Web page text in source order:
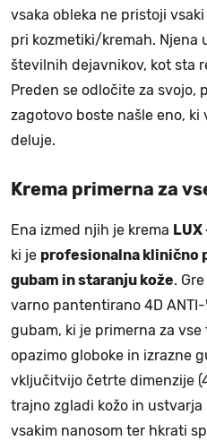
vsaka obleka ne pristoji
pri kozmetiki/kremah. Njena
številnih dejavnikov, kot sta
Preden se odločite za svojo,
zagotovo boste našle eno,
deluje.
Krema primerna za
Ena izmed njih je krema LUX
ki je profesionalna klinično
gubam in staranju kože.
varno pantentirano 4D ANTI-
gubam, ki je primerna za
opazimo globoke in izrazne
vključitvijo četrte dimenzije
trajno zgladi kožo in
vsakim nanosom ter hkrati